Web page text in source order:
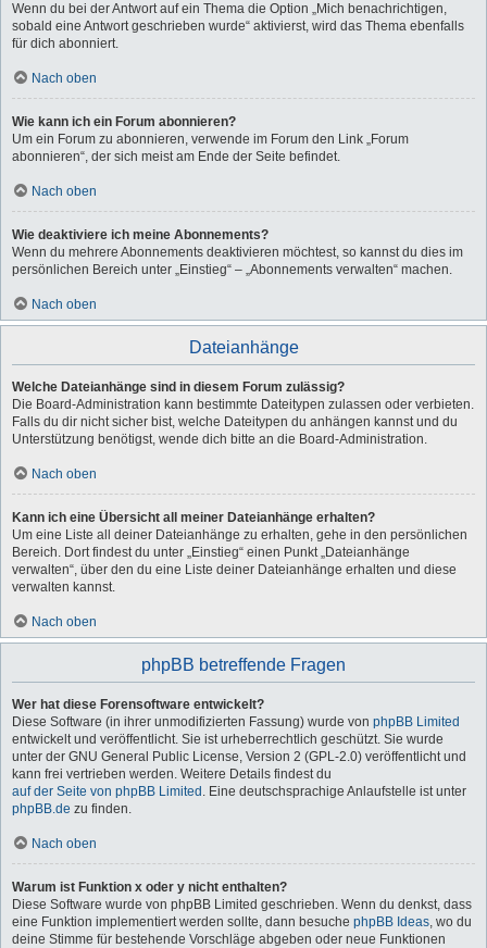
Wenn du bei der Antwort auf ein Thema die Option „Mich benachrichtigen,
sobald eine Antwort geschrieben wurde“ aktivierst, wird das Thema ebenfalls
für dich abonniert.
Nach oben
Wie kann ich ein Forum abonnieren?
Um ein Forum zu abonnieren, verwende im Forum den Link „Forum
abonnieren“, der sich meist am Ende der Seite befindet.
Nach oben
Wie deaktiviere ich meine Abonnements?
Wenn du mehrere Abonnements deaktivieren möchtest, so kannst du dies im
persönlichen Bereich unter „Einstieg“ – „Abonnements verwalten“ machen.
Nach oben
Dateianhänge
Welche Dateianhänge sind in diesem Forum zulässig?
Die Board-Administration kann bestimmte Dateitypen zulassen oder verbieten.
Falls du dir nicht sicher bist, welche Dateitypen du anhängen kannst und du
Unterstützung benötigst, wende dich bitte an die Board-Administration.
Nach oben
Kann ich eine Übersicht all meiner Dateianhänge erhalten?
Um eine Liste all deiner Dateianhänge zu erhalten, gehe in den persönlichen
Bereich. Dort findest du unter „Einstieg“ einen Punkt „Dateianhänge
verwalten“, über den du eine Liste deiner Dateianhänge erhalten und diese
verwalten kannst.
Nach oben
phpBB betreffende Fragen
Wer hat diese Forensoftware entwickelt?
Diese Software (in ihrer unmodifizierten Fassung) wurde von phpBB Limited
entwickelt und veröffentlicht. Sie ist urheberrechtlich geschützt. Sie wurde
unter der GNU General Public License, Version 2 (GPL-2.0) veröffentlicht und
kann frei vertrieben werden. Weitere Details findest du
auf der Seite von phpBB Limited . Eine deutschsprachige Anlaufstelle ist unter
phpBB.de zu finden.
Nach oben
Warum ist Funktion x oder y nicht enthalten?
Diese Software wurde von phpBB Limited geschrieben. Wenn du denkst, dass
eine Funktion implementiert werden sollte, dann besuche phpBB Ideas, wo du
deine Stimme für bestehende Vorschläge abgeben oder neue Funktionen